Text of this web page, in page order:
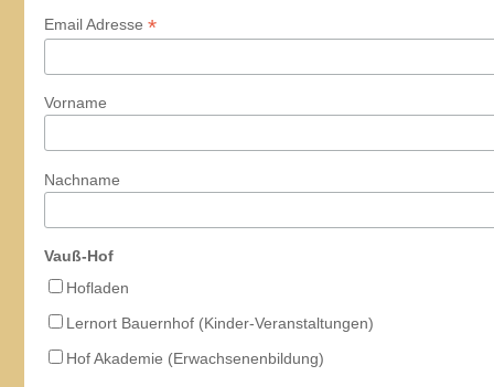
Email Adresse*
Vorname
Nachname
Vauß-Hof
Hofladen
Lernort Bauernhof (Kinder-Veranstaltungen)
Hof Akademie (Erwachsenenbildung)